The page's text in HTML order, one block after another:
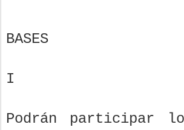
BASES
I
Podrán participar